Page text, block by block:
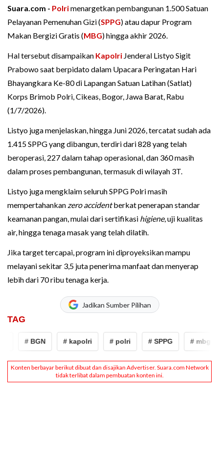
Suara.com - Polrimenargetkan pembangunan 1.500 Satuan
Pelayanan Pemenuhan Gizi (SPPG) atau dapur Program
Makan Bergizi Gratis (MBG) hingga akhir 2026.
Hal tersebut disampaikan Kapolri Jenderal Listyo Sigit
Prabowo saat berpidato dalam Upacara Peringatan Hari
Bhayangkara Ke-80 di Lapangan Satuan Latihan (Satlat)
Korps Brimob Polri, Cikeas, Bogor, Jawa Barat, Rabu
(1/7/2026).
Listyo juga menjelaskan, hingga Juni 2026, tercatat sudah ada
1.415 SPPG yang dibangun, terdiri dari 828 yang telah
beroperasi, 227 dalam tahap operasional, dan 360 masih
dalam proses pembangunan, termasuk di wilayah 3T.
Listyo juga mengklaim seluruh SPPG Polri masih
mempertahankan zero accidentberkat penerapan standar
keamanan pangan, mulai dari sertifikasi higiene, uji kualitas
air, hingga tenaga masak yang telah dilatih.
Jika target tercapai, program ini diproyeksikan mampu
melayani sekitar 3,5 juta penerima manfaat dan menyerap
lebih dari 70 ribu tenaga kerja.
Jadikan Sumber Pilihan
TAG
# BGN # kapolri # polri # SPPG # mbg